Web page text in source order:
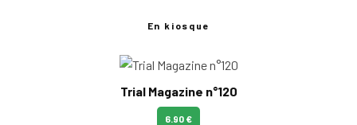
En kiosque
Trial Magazine n°120
6.90 €